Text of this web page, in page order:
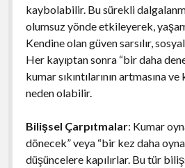
kaybolabilir. Bu sürekli
olumsuz yönde etkileyerek,
Kendine olan güven sarsılır,
Her kayıptan sonra “bir daha
kumar sıkıntılarının artmasına
neden olabilir.
Bilişsel Çarpıtmalar: Kumar
dönecek” veya “bir kez daha
düşüncelere kapılırlar. Bu tür